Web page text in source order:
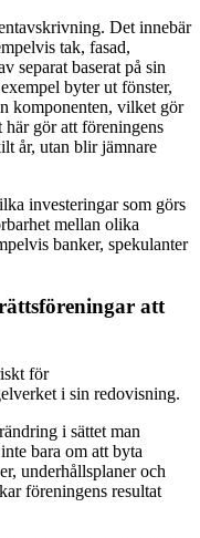
Det innebär
tak, fasad,
separat baserat på sin
byter ut fönster,
komponenten, vilket gör
här gör att föreningens
år, utan blir jämnare
investeringar som görs
mellan olika
banker, spekulanter
att
för
i sin redovisning.
i sättet man
bara om att byta
underhållsplaner och
föreningens resultat